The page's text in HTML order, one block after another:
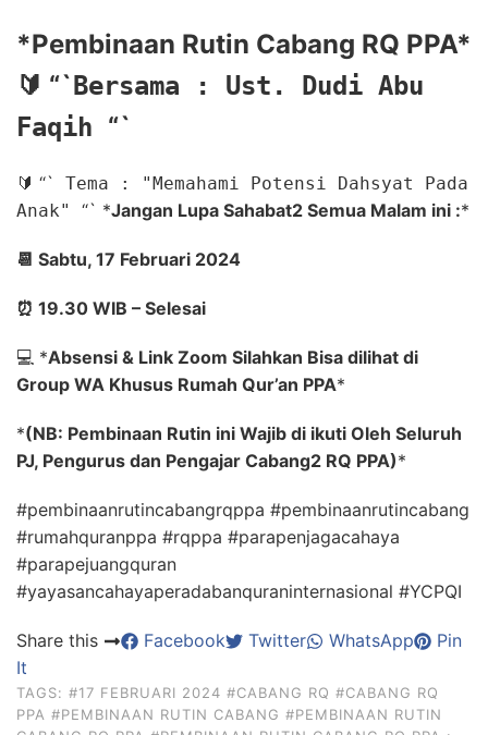
*Pembinaan Rutin Cabang RQ PPA*
🔰 “` Bersama : Ust. Dudi Abu
Faqih “`
🔰 “`
Tema : "Memahami Potensi Dahsyat Pada
Anak" “` *Jangan Lupa Sahabat2 Semua Malam ini :*
📆 Sabtu, 17 Februari 2024
⏰ 19.30 WIB – Selesai
💻 *Absensi & Link Zoom Silahkan Bisa dilihat di
Group WA Khusus Rumah Qur’an PPA*
*(NB: Pembinaan Rutin ini Wajib di ikuti Oleh Seluruh
PJ, Pengurus dan Pengajar Cabang2 RQ PPA)*
#pembinaanrutincabangrqppa #pembinaanrutincabang
#rumahquranppa #rqppa #parapenjagacahaya
#parapejuangquran
#yayasancahayaperadabanquraninternasional #YCPQI
Share this Facebook Twitter WhatsApp
Pin
It
TAGS: #17 FEBRUARI 2024 #CABANG RQ #CABANG RQ
PPA #PEMBINAAN RUTIN CABANG #PEMBINAAN RUTIN